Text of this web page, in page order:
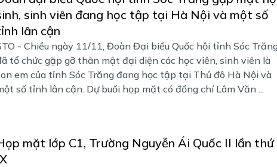
sinh viên đang học tập tại Hà Nội và một số
lân cận
- Chiều ngày 11/11, Đoàn Đại biểu Quốc hội tỉnh Sóc
tổ chức gặp gỡ thân mật đại diện các học viên, sinh viên là
em của tỉnh Sóc Trăng đang học tập tại Thủ đô Hà Nội và
số tỉnh lân cận. Dự buổi họp mặt có đồng chí Lâm Văn ...
mặt lớp C1, Trường Nguyễn Ái Quốc II lần thứ